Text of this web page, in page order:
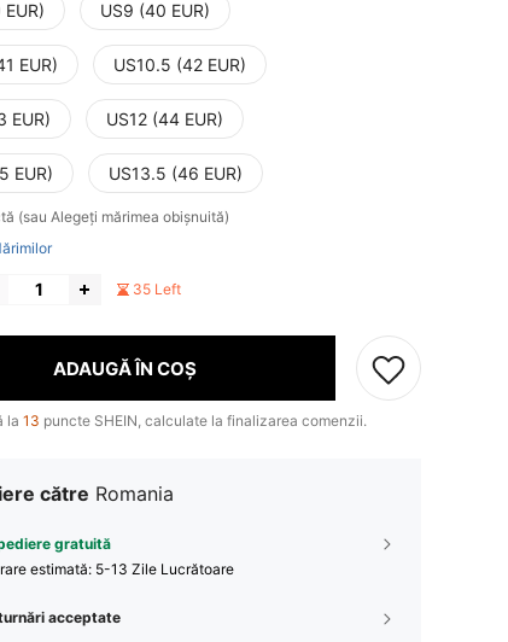
US9 (40 EUR)
EUR) US10.5 (42 EUR)
EUR) US12 (44 EUR)
EUR) US13.5 (46 EUR)
(sau Alegeți mărimea obișnuită)
35 Left
ADAUGĂ ÎN COȘ
la 13 puncte SHEIN, calculate la finalizarea comenzii.
către Romania
gratuită
estimată: 5-13 Zile Lucrătoare
acceptate